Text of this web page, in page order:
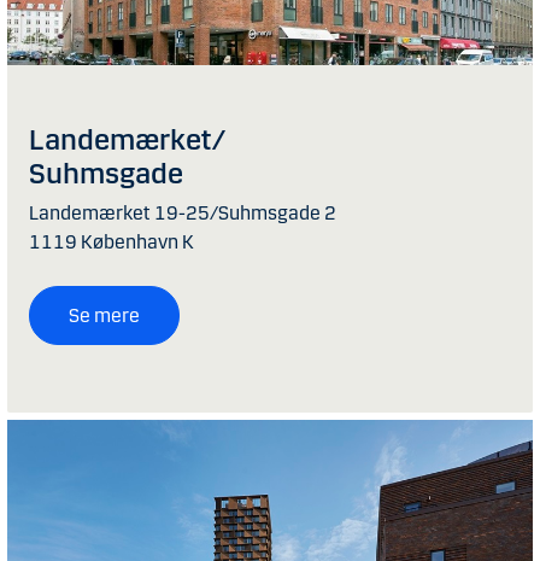
Landemærket/
Suhmsgade
Landemærket 19-25/Suhmsgade 2
1119 København K
Se mere